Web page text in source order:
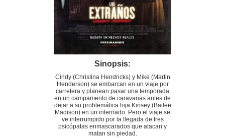
Sinopsis:
Cindy (Christina Hendricks) y Mike (Martin
Henderson) se embarcan en un viaje por
carretera y planean pasar una temporada
en un campamento de caravanas antes de
dejar a su problemática hija Kinsey (Bailee
Madison) en un internado. Pero el viaje se
ve interrumpido por la llegada de tres
psicópatas enmascarados que atacan y
matan sin piedad.